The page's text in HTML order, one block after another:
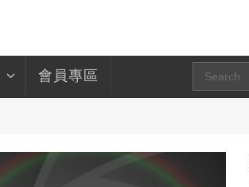
會員專區